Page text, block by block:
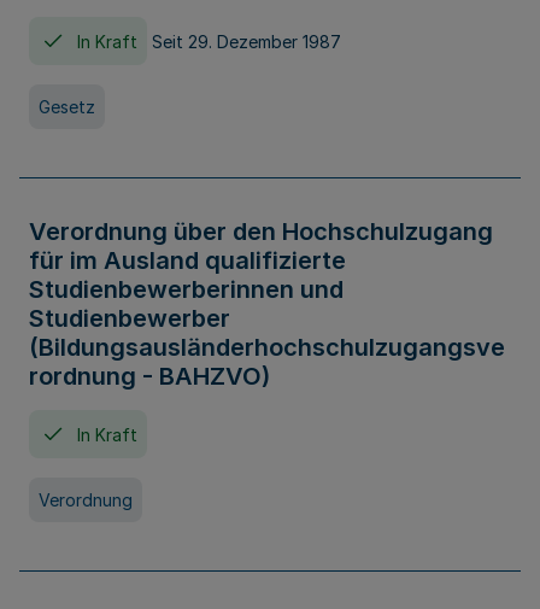
In Kraft Seit 29. Dezember 1987
Gesetz
Verordnung über den Hochschulzugang
für im Ausland qualifizierte
Studienbewerberinnen und
Studienbewerber
(Bildungsausländerhochschulzugangsve
rordnung - BAHZVO)
In Kraft
Verordnung